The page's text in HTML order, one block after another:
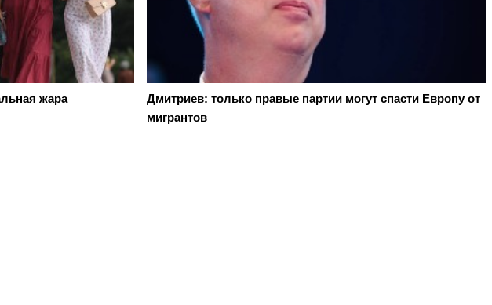
жара
Дмитриев: только правые партии могут спасти Европу от
мигрантов